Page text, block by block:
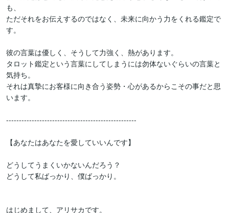
も、
ただそれをお伝えするのではなく、未来に向かう力をくれる鑑定で
す。
彼の言葉は優しく、そうして力強く、熱があります。
タロット鑑定という言葉にしてしまうには勿体ないぐらいの言葉と
気持ち。
それは真摯にお客様に向き合う姿勢・心があるからこその事だと思
います。
---------------------------------------------------
【あなたはあなたを愛していいんです】
どうしてうまくいかないんだろう？
どうして私ばっかり、僕ばっかり。
はじめまして、アリサカです。